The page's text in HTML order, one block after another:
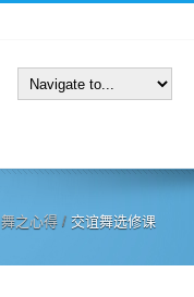
舞之心得 / 交谊舞选修课